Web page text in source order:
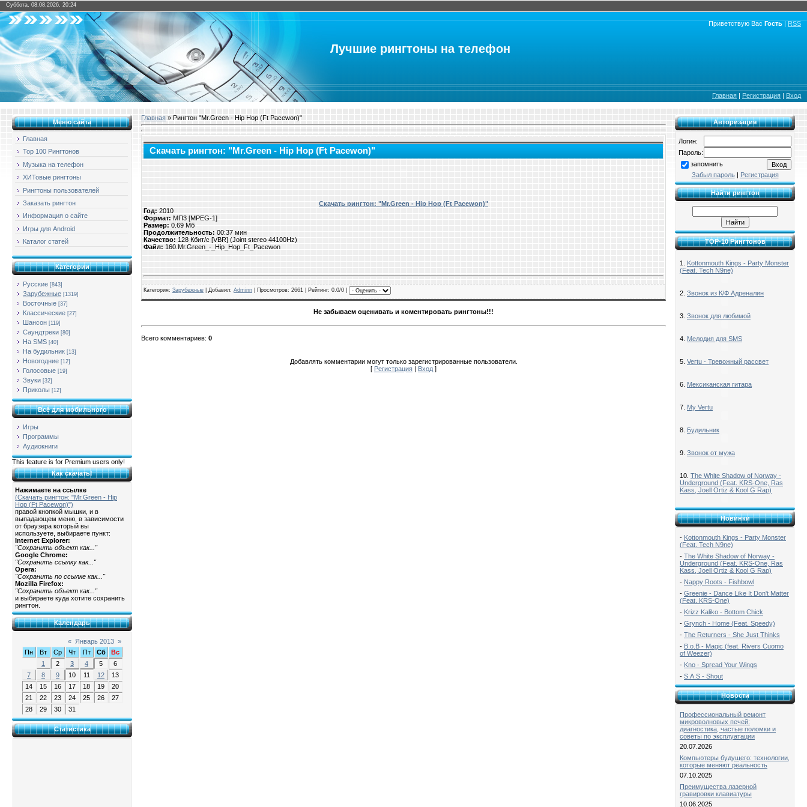
Суббота, 08.08.2026, 20:24
Приветствую Вас Гость | RSS
Лучшие рингтоны на телефон
Главная | Регистрация | Вход
Меню сайта
Главная
Top 100 Рингтонов
Музыка на телефон
ХИТовые рингтоны
Рингтоны пользователей
Заказать рингтон
Информация о сайте
Игры для Android
Каталог статей
Категории
Русские [843]
Зарубежные [1319]
Восточные [37]
Классические [27]
Шансон [119]
Саундтреки [80]
На SMS [40]
На будильник [13]
Новогодние [12]
Голосовые [19]
Звуки [32]
Приколы [12]
Всё для мобильного
Игры
Программы
Аудиокниги
This feature is for Premium users only!
Как скачать!
Нажимаете на ссылке
(Скачать рингтон: "Mr.Green - Hip
Hop (Ft Pacewon)")
правой кнопкой мышки, и в
выпадающем меню, в зависимости
от браузера который вы
используете, выбираете пункт:
Internet Explorer:
"Сохранить объект как..."
Google Chrome:
"Сохранить ссылку как..."
Opera:
"Сохранить по ссылке как..."
Mozilla Firefox:
"Сохранить объект как..."
и выбираете куда хотите сохранить
рингтон.
Календарь
« Январь 2013 »
Пн
Вт Ср Чт Пт Сб
Вс
1
2 3 4 5
6
7
8 9 10 11 12
13
14
15 16 17 18 19
20
21
22 23 24 25 26
27
28
29 30 31
Статистика
Главная » Рингтон "Mr.Green - Hip Hop (Ft Pacewon)"
Скачать рингтон: "Mr.Green - Hip Hop (Ft Pacewon)"
Скачать рингтон: "Mr.Green - Hip Hop (Ft Pacewon)"
Год: 2010
Формат: МП3 [MPEG-1]
Размер: 0.69 Мб
Продолжительность: 00:37 мин
Качество: 128 Кбит/с [VBR] (Joint stereo 44100Hz)
Файл: 160.Mr.Green_-_Hip_Hop_Ft_Pacewon
Категория: Зарубежные | Добавил: Adminn Просмотров: 2661 | Рейтинг: 0.0/0 |
Не забываем оценивать и коментировать рингтоны!!!
Всего комментариев: 0
Добавлять комментарии могут только зарегистрированные пользователи.
[ Регистрация | Вход ]
Авторизация
Логин:
Пароль:
запомнить
Забыл пароль| Регистрация
Найти рингтон
TOP-10 Рингтонов
1. Kottonmouth Kings - Party Monster
(Feat. Tech N9ne)
2. Звонок из К/Ф Адреналин
3. Звонок для любимой
4. Мелодия для SMS
5. Vertu - Тревожный рассвет
6. Мексиканская гитара
7. My Vertu
8. Будильник
9. Звонок от мужа
10. The White Shadow of Norway -
Underground (Feat. KRS-One, Ras
Kass, Joell Ortiz & Kool G Rap)
Новинки
- Kottonmouth Kings - Party Monster
(Feat. Tech N9ne)
- The White Shadow of Norway -
Underground (Feat. KRS-One, Ras
Kass, Joell Ortiz & Kool G Rap)
- Nappy Roots - Fishbowl
- Greenie - Dance Like It Don't Matter
(Feat. KRS-One)
- Krizz Kaliko - Bottom Chick
- Grynch - Home (Feat. Speedy)
- The Returners - She Just Thinks
- B.o.B - Magic (feat. Rivers Cuomo
of Weezer)
- Kno - Spread Your Wings
- S.A.S - Shout
Новости
Профессиональный ремонт
микроволновых печей:
диагностика, частые поломки и
советы по эксплуатации
20.07.2026
Компьютеры будущего: технологии,
которые меняют реальность
07.10.2025
Преимущества лазерной
гравировки клавиатуры
10.06.2025